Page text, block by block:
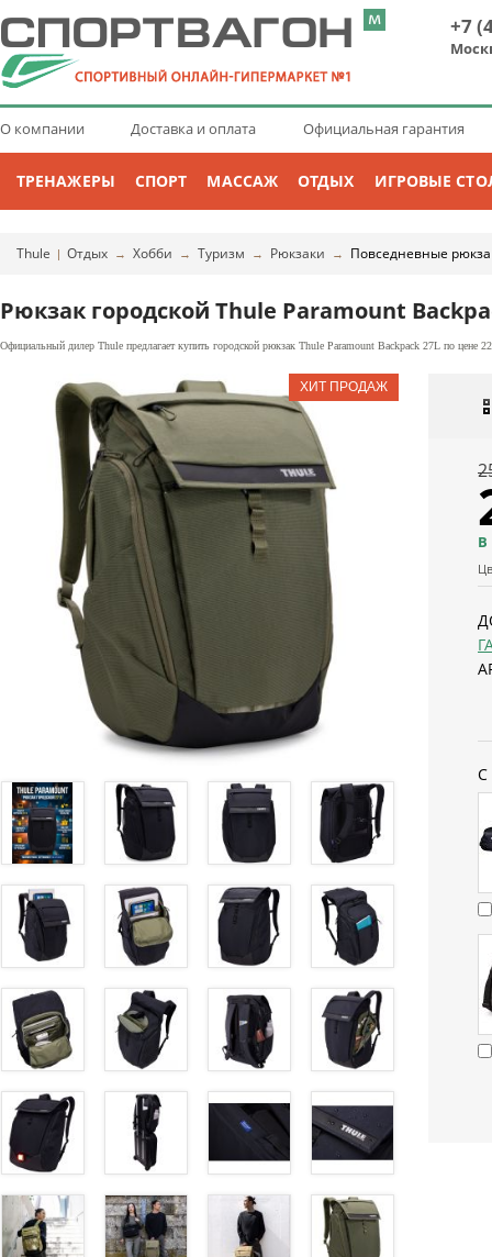
+7
О компании Доставка и оплата Официальная гарантия
ТРЕНАЖЕРЫ СПОРТ МАССАЖ ОТДЫХ ИГРОВЫЕ
Thule | Отдых → Хобби → Туризм → Рюкзаки → Повседневные
Рюкзак городской Thule Paramount
Официальный дилер Thule предлагает купить городской рюкзак Thule Paramount Backpack 27L по цене
С